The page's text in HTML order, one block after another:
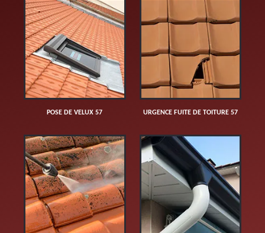
POSE DE VELUX 57 URGENCE FUITE DE TOITURE 57